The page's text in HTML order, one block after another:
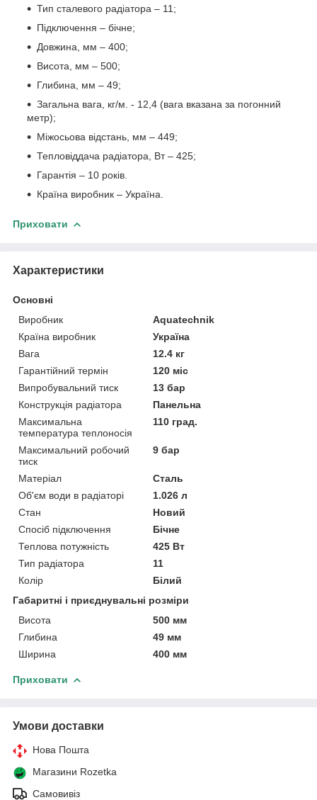
Тип сталевого радіатора – 11;
Підключення – бічне;
Довжина, мм – 400;
Висота, мм – 500;
Глибина, мм – 49;
Загальна вага, кг/м. - 12,4 (вага вказана за погонний
метр);
Міжосьова відстань, мм – 449;
Тепловіддача радіатора, Вт – 425;
Гарантія – 10 років.
Країна виробник – Україна.
Приховати
Характеристики
Основні
Виробник
Aquatechnik
Країна виробник
Україна
Вага
12.4 кг
Гарантійний термін
120 міс
Випробувальний тиск
13 бар
Конструкція радіатора
Панельна
Максимальна
температура теплоносія
110 град.
Максимальний робочий
тиск
9 бар
Матеріал
Сталь
Об'єм води в радіаторі
1.026 л
Стан
Новий
Спосіб підключення
Бічне
Теплова потужність
425 Вт
Тип радіатора
11
Колір
Білий
Габаритні і приєднувальні розміри
Висота
500 мм
Глибина
49 мм
Ширина
400 мм
Приховати
Умови доставки
Нова Пошта
Магазини Rozetka
Самовивіз